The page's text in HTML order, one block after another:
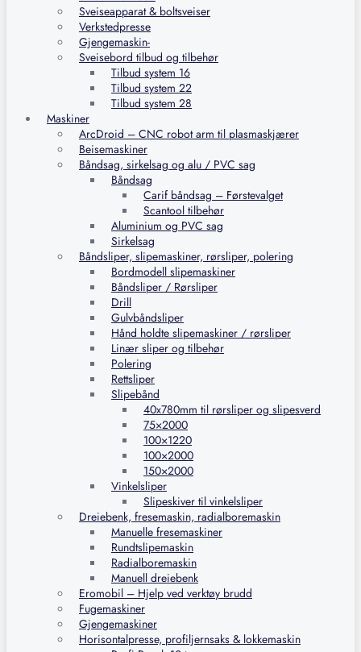
Sveiseapparat & boltsveiser
Verkstedpresse
Gjengemaskin-
Sveisebord tilbud og tilbehør
Tilbud system 16
Tilbud system 22
Tilbud system 28
Maskiner
ArcDroid – CNC robot arm til plasmaskjærer
Beisemaskiner
Båndsag, sirkelsag og alu / PVC sag
Båndsag
Carif båndsag – Førstevalget
Scantool tilbehør
Aluminium og PVC sag
Sirkelsag
Båndsliper, slipemaskiner, rørsliper, polering
Bordmodell slipemaskiner
Båndsliper / Rørsliper
Drill
Gulvbåndsliper
Hånd holdte slipemaskiner / rørsliper
Linær sliper og tilbehør
Polering
Rettsliper
Slipebånd
40x780mm til rørsliper og slipesverd
75×2000
100×1220
100×2000
150×2000
Vinkelsliper
Slipeskiver til vinkelsliper
Dreiebenk, fresemaskin, radialboremaskin
Manuelle fresemaskiner
Rundtslipemaskin
Radialboremaskin
Manuell dreiebenk
Eromobil – Hjelp ved verktøy brudd
Fugemaskiner
Gjengemaskiner
Horisontalpresse, profiljernsaks & lokkemaskin